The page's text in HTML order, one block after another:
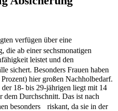
verfügen über eine
die ab einer sechsmonatigen
leistet und den
sichert. Besonders Frauen haben
hier großen Nachholbedarf.
18- bis 29-jährigen liegt mit 14
dem Durchschnitt. Das ist nach
besonders riskant, da sie in der